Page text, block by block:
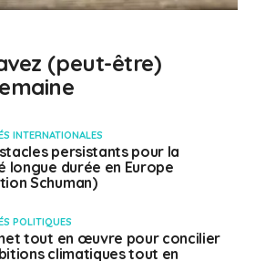
(peut-être)
INTERNATIONALES
persistants pour la
longue durée en Europe
Schuman)
POLITIQUES
met tout en œuvre pour concilier
climatiques tout en